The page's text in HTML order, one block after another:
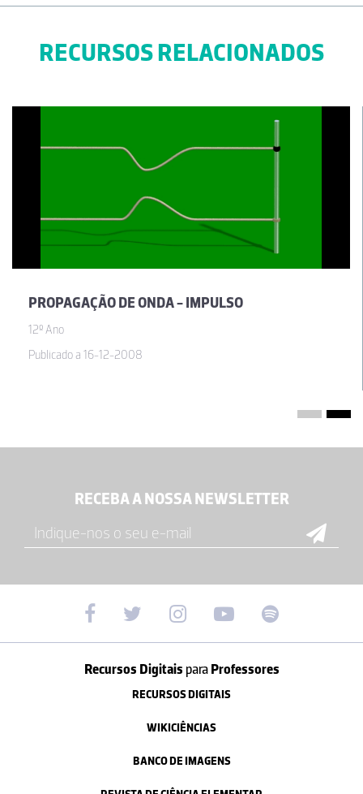
RECURSOS RELACIONADOS
PROPAGAÇÃO DE ONDA - IMPULSO
12º Ano
Publicado a 16-12-2008
RECEBA A NOSSA NEWSLETTER
Recursos Digitais paraProfessores
RECURSOS DIGITAIS
WIKICIÊNCIAS
BANCO DE IMAGENS